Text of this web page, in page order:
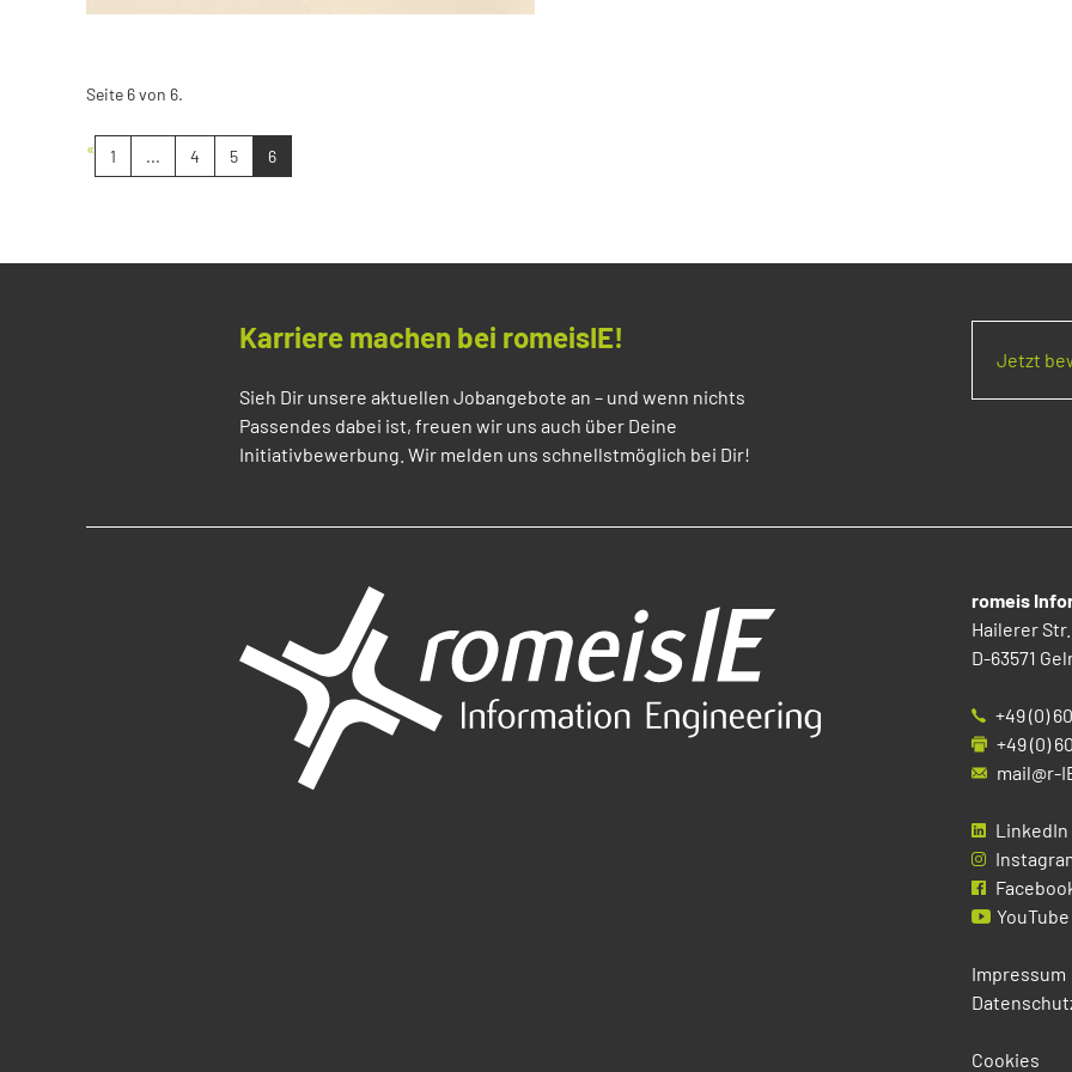
Seite 6 von 6.
« 1 ... 4 5 6
Karriere machen bei romeisIE!
Sieh Dir unsere aktuellen Jobangebote an – und wenn nichts
Passendes dabei ist, freuen wir uns auch über Deine
Initiativbewerbung. Wir melden uns schnellstmöglich bei Dir!
Jetzt
romeis
Hailerer Str.
D-63571
+49 (0)
+49 (0)
mail@r-
LinkedIn
YouTube
Impressum
Cookies